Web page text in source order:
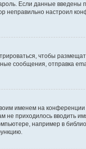
Если данные введены
неправильно настроил
чтобы
сообщения, отправка
именем на конференции
не приходилось вводить
например в